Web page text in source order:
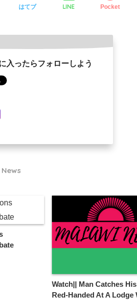
はてブ LINE Pocket
入ったらフォローしよう
Watch|| Man Catches
Red-Handed At A Lodge